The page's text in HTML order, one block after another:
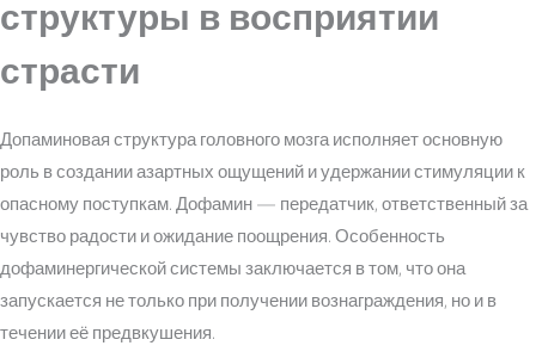
структуры в восприятии
страсти
Допаминовая структура головного мозга исполняет основную
роль в создании азартных ощущений и удержании стимуляции к
опасному поступкам. Дофамин — передатчик, ответственный за
чувство радости и ожидание поощрения. Особенность
дофаминергической системы заключается в том, что она
запускается не только при получении вознаграждения, но и в
течении её предвкушения.